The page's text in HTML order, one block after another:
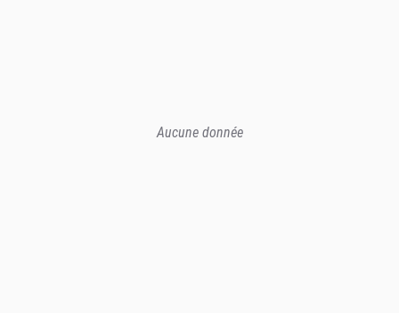
Aucune donnée